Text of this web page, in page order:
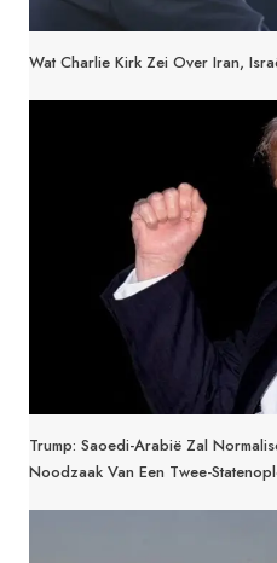
Wat Charlie Kirk Zei Over Iran,
Trump: Saoedi-Arabië Zal
Noodzaak Van Een Twee-